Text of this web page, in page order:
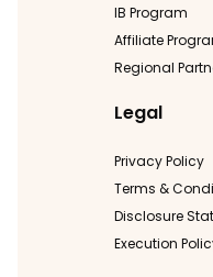
IB Program
Affiliate
Regional
Legal
Privacy Policy
Terms &
Disclosure
Execution